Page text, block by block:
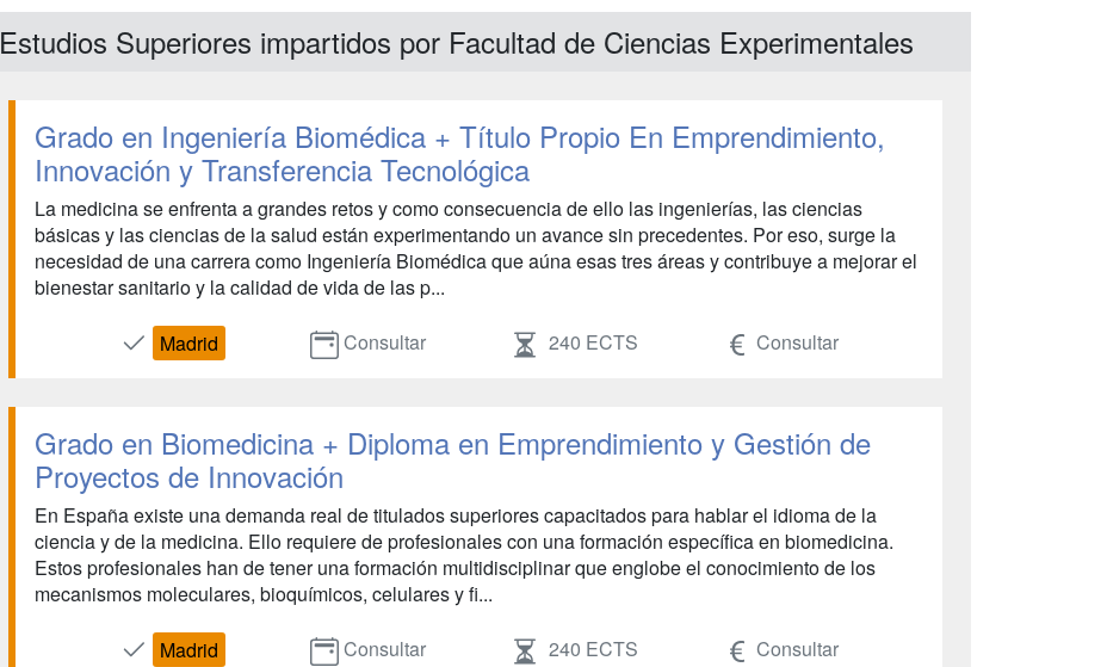
Estudios Superiores impartidos por Facultad de Ciencias Experimentales
Grado en Ingeniería Biomédica + Título Propio En Emprendimiento,
Innovación y Transferencia Tecnológica
La medicina se enfrenta a grandes retos y como consecuencia de ello las ingenierías, las ciencias
básicas y las ciencias de la salud están experimentando un avance sin precedentes. Por eso, surge la
necesidad de una carrera como Ingeniería Biomédica que aúna esas tres áreas y contribuye a mejorar el
bienestar sanitario y la calidad de vida de las p...
Madrid Consultar 240 ECTS Consultar
Grado en Biomedicina + Diploma en Emprendimiento y Gestión de
Proyectos de Innovación
En España existe una demanda real de titulados superiores capacitados para hablar el idioma de la
ciencia y de la medicina. Ello requiere de profesionales con una formación específica en biomedicina.
Estos profesionales han de tener una formación multidisciplinar que englobe el conocimiento de los
mecanismos moleculares, bioquímicos, celulares y fi...
Madrid Consultar 240 ECTS Consultar